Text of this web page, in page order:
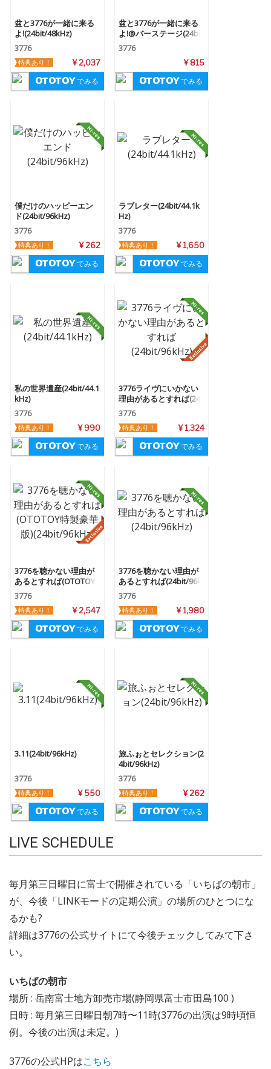
盆と3776が一緒に来る
よ!(24bit/48kHz)
3776
¥ 2,037
特典あり！
でみる
盆と3776が一緒に来る
よ!@バーステージ(24bi
t/48kHz)
3776
¥ 815
でみる
僕だけのハッピーエン
ド(24bit/96kHz)
3776
¥ 262
特典あり！
でみる
ラブレター(24bit/44.1k
Hz)
3776
¥ 1,650
特典あり！
でみる
私の世界遺産(24bit/44.1
kHz)
3776
¥ 990
特典あり！
でみる
3776ライヴにいかない
理由があるとすれば(24
bit/96kHz)
3776
¥ 1,324
特典あり！
でみる
3776を聴かない理由が
あるとすれば(OTOTOY
特製豪華版)(24bit/96kH
z)
3776
¥ 2,547
特典あり！
でみる
3776を聴かない理由が
あるとすれば(24bit/96k
Hz)
3776
¥ 1,980
特典あり！
でみる
3.11(24bit/96kHz)
3776
¥ 550
特典あり！
でみる
旅ふぉとセレクション(2
4bit/96kHz)
3776
¥ 262
特典あり！
でみる
LIVE SCHEDULE
毎月第三日曜日に富士で開催されている「いちばの朝市」
が、今後「LINKモードの定期公演」の場所のひとつにな
るかも?
詳細は3776の公式サイトにて今後チェックしてみて下さ
い。
いちばの朝市
場所 : 岳南富士地方卸売市場(静岡県富士市田島100 )
日時 : 毎月第三日曜日朝7時〜11時(3776の出演は9時頃恒
例。今後の出演は未定。)
3776の公式HPはこちら